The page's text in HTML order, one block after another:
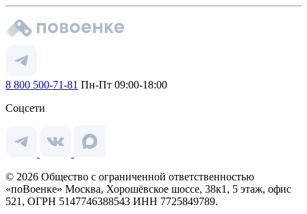
8 800 500-71-81 Пн-Пт 09:00-18:00
Соцсети
© 2026 Общество с ограниченной ответственностью
«поВоенке» Москва, Хорошёвское шоссе, 38к1, 5 этаж, офис
521, ОГРН 5147746388543 ИНН 7725849789.